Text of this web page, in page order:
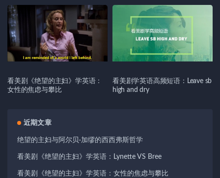
看美剧《绝望的主妇》学英语：
女性的焦虑与攀比
看美剧学英语高频短语：Leave sb
high and dry
近期文章
绝望的主妇与阿尔贝·加缪的西西弗斯哲学
看美剧《绝望的主妇》学英语：Lynette VS Bree
看美剧《绝望的主妇》学英语：女性的焦虑与攀比